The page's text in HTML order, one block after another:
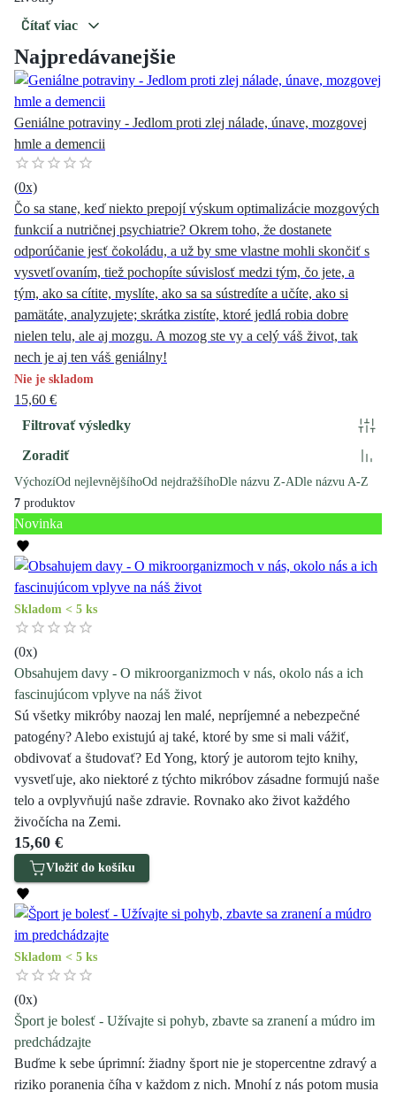
Čítať viac
Najpredávanejšie
Geniálne potraviny - Jedlom proti zlej nálade, únave, mozgovej
hmle a demencii
(0x)
Čo sa stane, keď niekto prepojí výskum optimalizácie mozgových
funkcií a nutričnej psychiatrie? Okrem toho, že dostanete
odporúčanie jesť čokoládu, a už by sme vlastne mohli skončiť s
vysvetľovaním, tiež pochopíte súvislosť medzi tým, čo jete, a
tým, ako sa cítite, myslíte, ako sa sa sústredíte a učíte, ako si
pamätáte, analyzujete; skrátka zistíte, ktoré jedlá robia dobre
nielen telu, ale aj mozgu. A mozog ste vy a celý váš život, tak
nech je aj ten váš geniálny!
Nie je skladom
15,60 €
Filtrovať výsledky
Zoradiť
VýchozíOd nejlevnějšíhoOd nejdražšíhoDle názvu Z-ADle názvu A-Z
7 produktov
Novinka
Skladom < 5 ks
(0x)
Obsahujem davy - O mikroorganizmoch v nás, okolo nás a ich
fascinujúcom vplyve na náš život
Sú všetky mikróby naozaj len malé, nepríjemné a nebezpečné
patogény? Alebo existujú aj také, ktoré by sme si mali vážiť,
obdivovať a študovať? Ed Yong, ktorý je autorom tejto knihy,
vysvetľuje, ako niektoré z týchto mikróbov zásadne formujú naše
telo a ovplyvňujú naše zdravie. Rovnako ako život každého
živočícha na Zemi.
15,60 €
Vložiť do košíku
Skladom < 5 ks
(0x)
Šport je bolesť - Užívajte si pohyb, zbavte sa zranení a múdro im
predchádzajte
Buďme k sebe úprimní: žiadny šport nie je stopercentne zdravý a
riziko poranenia číha v každom z nich. Mnohí z nás potom musia